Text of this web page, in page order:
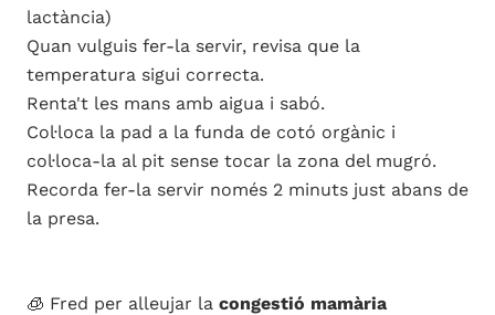
lactància)
Quan vulguis fer-la servir, revisa que la
temperatura sigui correcta.
Renta't les mans amb aigua i sabó.
Col·loca la pad a la funda de cotó orgànic i
col·loca-la al pit sense tocar la zona del mugró.
Recorda fer-la servir només 2 minuts just abans de
la presa.
🧊 Fred per alleujar la congestió mamària